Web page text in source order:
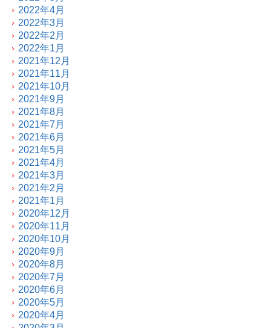
2022年4月
2022年3月
2022年2月
2022年1月
2021年12月
2021年11月
2021年10月
2021年9月
2021年8月
2021年7月
2021年6月
2021年5月
2021年4月
2021年3月
2021年2月
2021年1月
2020年12月
2020年11月
2020年10月
2020年9月
2020年8月
2020年7月
2020年6月
2020年5月
2020年4月